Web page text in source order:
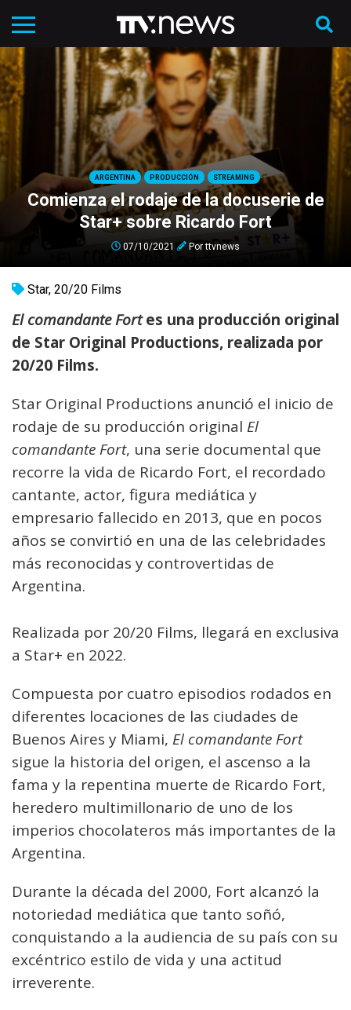
ARGENTINA PRODUCCIÓN STREAMING
Comienza el rodaje de la docuserie de
Star+ sobre Ricardo Fort
07/10/2021 Porttvnews
Star, 20/20 Films
El comandante Fortes una producción original
de Star Original Productions, realizada por
20/20 Films.
Star Original Productions anunció el inicio de
rodaje de su producción original El
comandante Fort, una serie documental que
recorre la vida de Ricardo Fort, el recordado
cantante, actor, figura mediática y
empresario fallecido en 2013, que en pocos
años se convirtió en una de las celebridades
más reconocidas y controvertidas de
Argentina.
Realizada por 20/20 Films, llegará en exclusiva
a Star+ en 2022.
Compuesta por cuatro episodios rodados en
diferentes locaciones de las ciudades de
Buenos Aires y Miami, El comandante Fort
sigue la historia del origen, el ascenso a la
fama y la repentina muerte de Ricardo Fort,
heredero multimillonario de uno de los
imperios chocolateros más importantes de la
Argentina.
Durante la década del 2000, Fort alcanzó la
notoriedad mediática que tanto soñó,
conquistando a la audiencia de su país con su
excéntrico estilo de vida y una actitud
irreverente.